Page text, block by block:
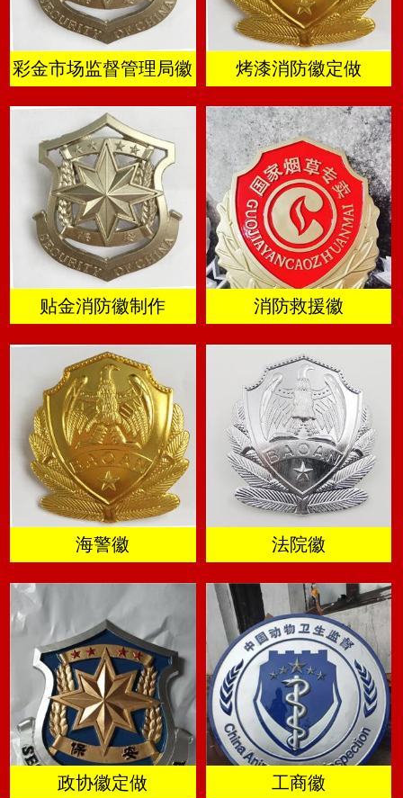
彩金市场监督管理局徽 烤漆消防徽定做
贴金消防徽制作 消防救援徽
海警徽 法院徽
政协徽定做 工商徽